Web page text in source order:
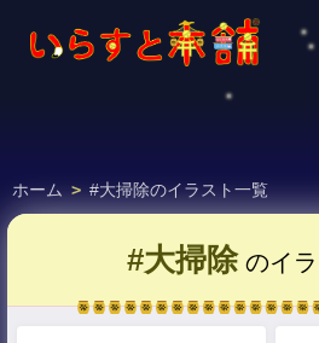
ホーム > #大掃除のイラスト一覧
#大掃除のイ